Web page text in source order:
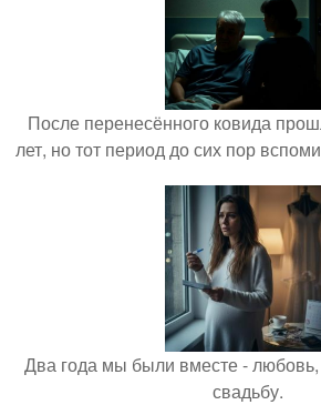
После перенесённого ковида
лет, но тот период до сих пор
Два года мы были вместе - любовь,
свадьбу.